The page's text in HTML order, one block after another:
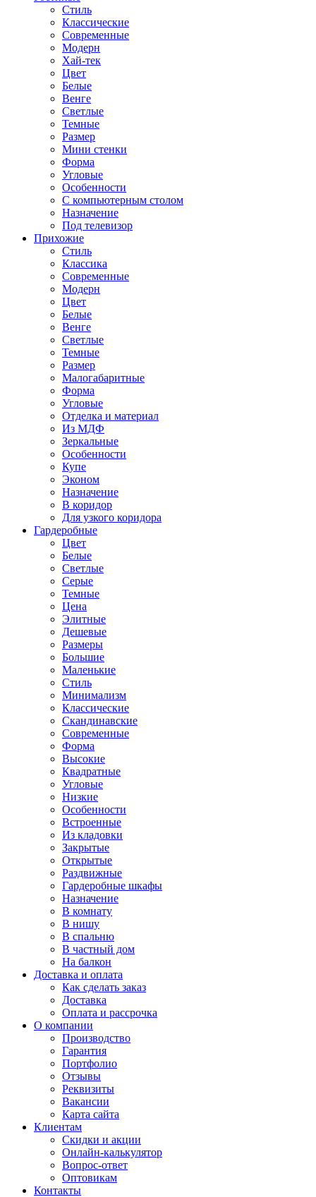
Стиль
Классические
Современные
Модерн
Хай-тек
Цвет
Белые
Венге
Светлые
Темные
Размер
Мини стенки
Форма
Угловые
Особенности
С компьютерным столом
Назначение
Под телевизор
Прихожие
Стиль
Классика
Современные
Модерн
Цвет
Белые
Венге
Светлые
Темные
Размер
Малогабаритные
Форма
Угловые
Отделка и материал
Из МДФ
Зеркальные
Особенности
Купе
Эконом
Назначение
В коридор
Для узкого коридора
Гардеробные
Цвет
Белые
Светлые
Серые
Темные
Цена
Элитные
Дешевые
Размеры
Большие
Маленькие
Стиль
Минимализм
Классические
Скандинавские
Современные
Форма
Высокие
Квадратные
Угловые
Низкие
Особенности
Встроенные
Из кладовки
Закрытые
Открытые
Раздвижные
Гардеробные шкафы
Назначение
В комнату
В нишу
В спальню
В частный дом
На балкон
Доставка и оплата
Как сделать заказ
Доставка
Оплата и рассрочка
О компании
Производство
Гарантия
Портфолио
Отзывы
Реквизиты
Вакансии
Карта сайта
Клиентам
Скидки и акции
Онлайн-калькулятор
Вопрос-ответ
Оптовикам
Контакты